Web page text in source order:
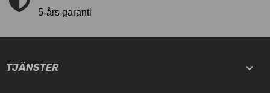
5-års garanti
TJÄNSTER 